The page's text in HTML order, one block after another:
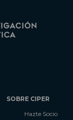
SOBRE CIPER
Hazte Socio